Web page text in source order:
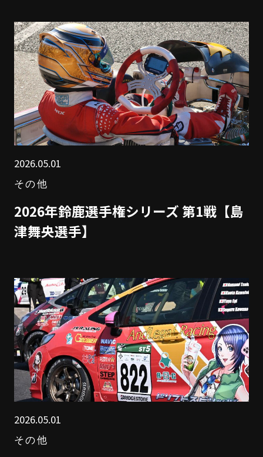
2026.05.01
その他
2026年鈴鹿選手権シリーズ 第1戦【島
津舞央選手】
2026.05.01
その他